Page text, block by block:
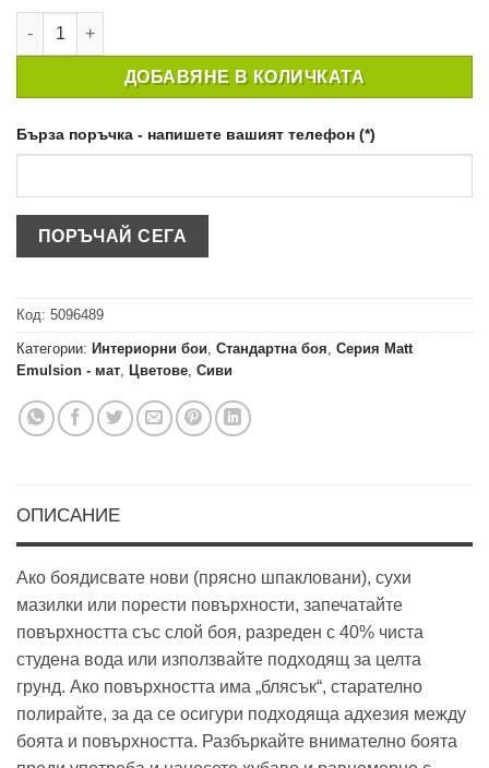
количество за ИНТЕРИОРНА БОЯ CROWN MATT EMULSION
ДОБАВЯНЕ В КОЛИЧКАТА
Бърза поръчка - напишете вашият телефон (*)
Код: 5096489
Категории: Интериорни бои Стандартна боя Серия Matt
Emulsion - мат Цветове Сиви
ОПИСАНИЕ
Ако боядисвате нови (прясно шпакловани), сухи
мазилки или порести повърхности, запечатайте
повърхността със слой боя, разреден с 40% чиста
студена вода или използвайте подходящ за целта
грунд. Ако повърхността има „блясък“, старателно
полирайте, за да се осигури подходяща адхезия между
боята и повърхността. Разбъркайте внимателно боята